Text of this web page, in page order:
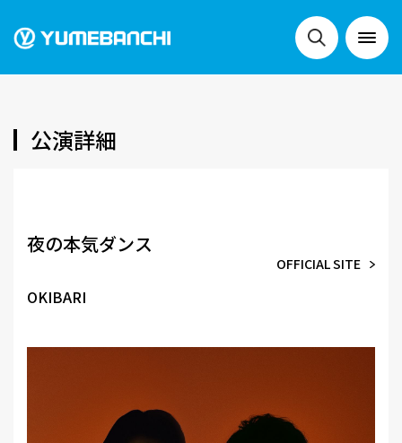
公演詳細
夜の本気ダンス
OFFICIAL SITE
OKIBARI